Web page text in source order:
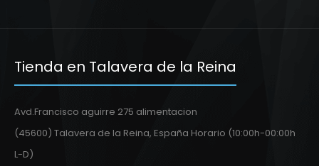
Tienda en Talavera de la Reina
Avd.Francisco aguirre 275 alimentacion
(45600) Talavera de la Reina, España Horario (10:00h-00:00h
L-D)